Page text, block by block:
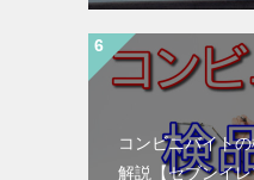
コンビニバイト
解説【セブンイレ